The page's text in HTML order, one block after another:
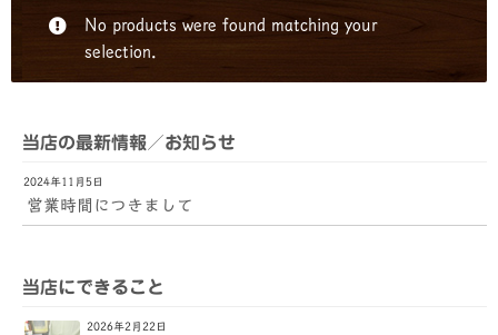
No products were found matching your
selection.
当店の最新情報／お知らせ
2024年11月5日
営業時間につきまして
当店にできること
2026年2月22日